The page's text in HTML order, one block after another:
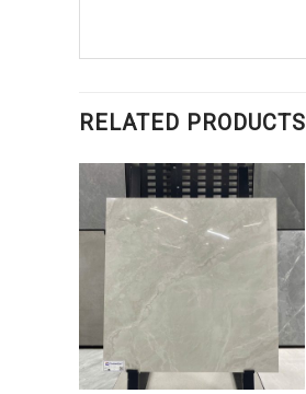
RELATED PRODUCTS